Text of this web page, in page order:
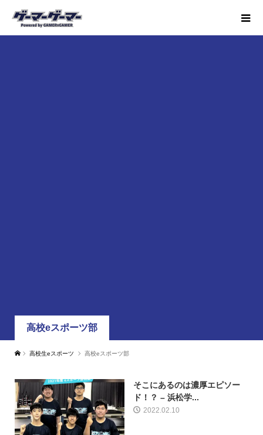
高校eスポーツ部
高校生eスポーツ 高校eスポーツ部
そこにあるのは濃厚エピソー
ド！？ – 浜松学...
2022.02.10